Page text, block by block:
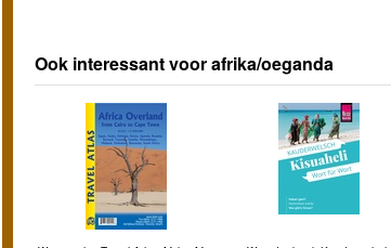
Ook interessant voor afrika/oeganda